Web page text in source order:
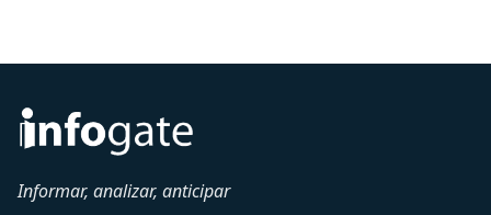
Informar, analizar, anticipar